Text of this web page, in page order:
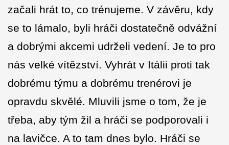
začali hrát to, co trénujeme. V závěru, kdy
se to lámalo, byli hráči dostatečně odvážní
a dobrými akcemi udrželi vedení. Je to pro
nás velké vítězství. Vyhrát v Itálii proti tak
dobrému týmu a dobrému trenérovi je
opravdu skvělé. Mluvili jsme o tom, že je
třeba, aby tým žil a hráči se podporovali i
na lavičce. A to tam dnes bylo. Hráči se